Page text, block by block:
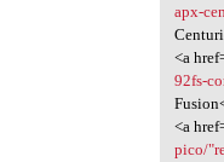
apx-
<a
92fs-
<a
pico/